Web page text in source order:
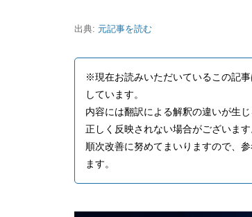
出典: 元記事を読む
※現在お読みいただいているこの記
しています。
内容には翻訳による解釈の違いが生
正しく反映されない場合がございます
順次改善に努めてまいりますので、
ます。